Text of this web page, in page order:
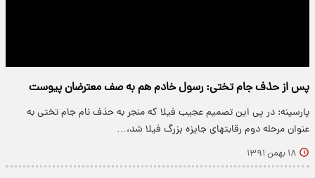
پس از حذف جام تختی: رسول خادم هم به صف معترضان پیوست
پارسینه: در پی این تصمیم عجیب فیلا که منجر به حذف نام جام تختی به
عنوان مرحله دوم رقابتهای جایزه بزرگ فیلا شد،…
۱۸ بهمن ۱۳۹۱